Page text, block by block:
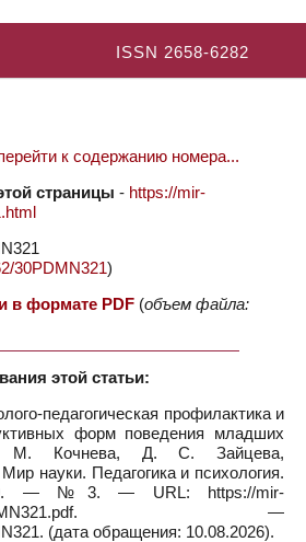
ISSN 2658-6282
к содержанию номера...
страницы - https://mir-
30PDMN321)
в формате PDF (объем файла:
этой статьи:
педагогическая профилактика и
форм поведения младших
М. Кочнева, Д. С. Зайцева,
науки. Педагогика и психология.
№3. — URL: https://mir-
30PDMN321.pdf. —
(дата обращения: 10.08.2026).